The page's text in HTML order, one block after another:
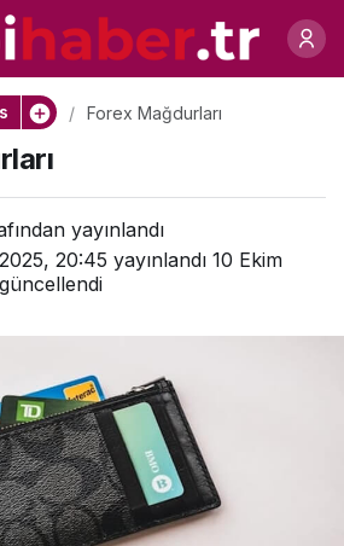
Forex Mağdurları
yayınlandı
20:45 yayınlandı 10 Ekim
güncellendi
0 Paylaş